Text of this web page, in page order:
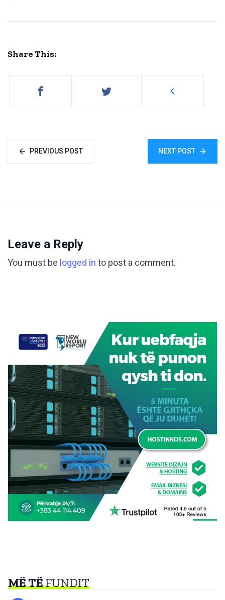
Share This:
PREVIOUS POST NEXT POST
Leave a Reply
You must be logged in to post a comment.
MË TËFUNDIT